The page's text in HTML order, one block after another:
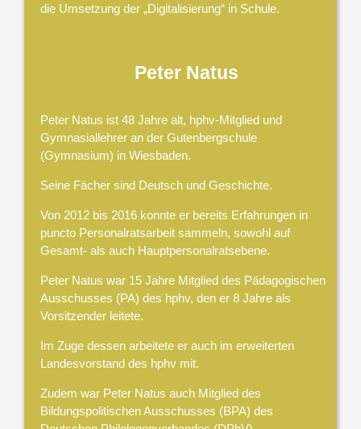
die Umsetzung der „Digitalisierung“ in Schule.
Peter Natus
Peter Natus ist 48 Jahre alt, hphv-Mitglied und
Gymnasiallehrer an der Gutenbergschule
(Gymnasium) in Wiesbaden.
Seine Fächer sind Deutsch und Geschichte.
Von 2012 bis 2016 konnte er bereits Erfahrungen in
puncto Personalratsarbeit sammeln, sowohl auf
Gesamt- als auch Hauptpersonalratsebene.
Peter Natus war 15 Jahre Mitglied des Pädagogischen
Ausschusses (PA) des hphv, den er 8 Jahre als
Vorsitzender leitete.
Im Zuge dessen arbeitete er auch im erweiterten
Landesvorstand des hphv mit.
Zudem war Peter Natus auch Mitglied des
Bildungspolitischen Ausschusses (BPA) des